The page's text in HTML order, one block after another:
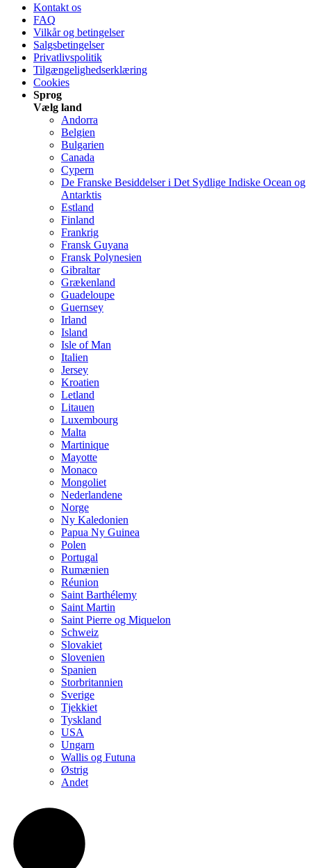
Kontakt os
FAQ
Vilkår og betingelser
Salgsbetingelser
Privatlivspolitik
Tilgængelighedserklæring
Cookies
Sprog
Vælg land
Andorra
Belgien
Bulgarien
Canada
Cypern
De Franske Besiddelser i Det Sydlige Indiske Ocean og
Antarktis
Estland
Finland
Frankrig
Fransk Guyana
Fransk Polynesien
Gibraltar
Grækenland
Guadeloupe
Guernsey
Irland
Island
Isle of Man
Italien
Jersey
Kroatien
Letland
Litauen
Luxembourg
Malta
Martinique
Mayotte
Monaco
Mongoliet
Nederlandene
Norge
Ny Kaledonien
Papua Ny Guinea
Polen
Portugal
Rumænien
Réunion
Saint Barthélemy
Saint Martin
Saint Pierre og Miquelon
Schweiz
Slovakiet
Slovenien
Spanien
Storbritannien
Sverige
Tjekkiet
Tyskland
USA
Ungarn
Wallis og Futuna
Østrig
Andet